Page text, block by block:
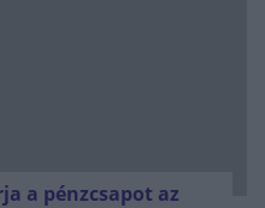
a pénzcsapot az